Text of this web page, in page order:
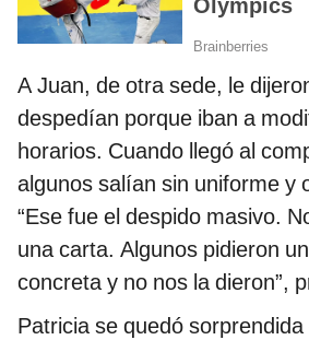
A Juan, de otra sede, le
despedían porque iban a
horarios. Cuando llegó al
algunos salían sin uniforme y
“Ese fue el despido masivo.
una carta. Algunos pidieron
concreta y no nos la dieron”,
Patricia se quedó